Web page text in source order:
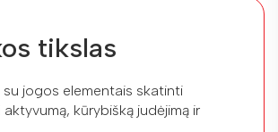
tikslas
su jogos elementais skatinti
kūrybišką judėjimą ir